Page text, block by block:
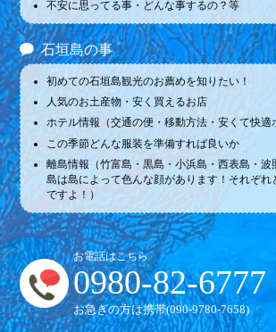
不安に思ってる事・どんな事するの？等
石垣島の事
初めての石垣島観光のお薦めを知りたい！
人気のお土産物・安く買えるお店
ホテル情報（交通の便・移動方法・安くて快適
この季節どんな服装を準備すれば良いか
離島情報（竹富島・黒島・小浜島・西表島・波
島は島によって色んな顔があります！それぞれ
ですよ！）
お電話はこちら
0980-82-6777
お急ぎの方は携帯(090-9780-7658)